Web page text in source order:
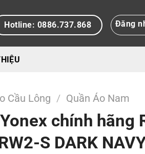
Hotline: 0886.737.868 Đăng
Cầu Lông / Quần Áo Nam
chính hãng
S DARK